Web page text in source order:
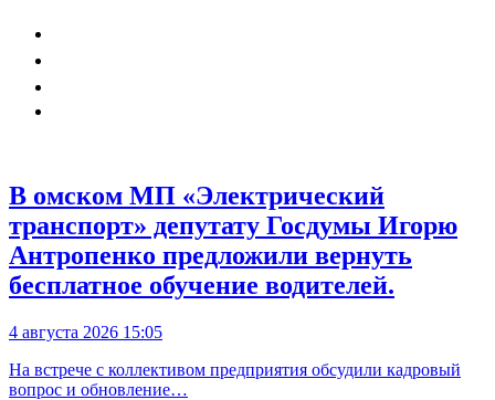
В омском МП «Электрический
транспорт» депутату Госдумы Игорю
Антропенко предложили вернуть
бесплатное обучение водителей.
4 августа 2026 15:05
На встрече с коллективом предприятия обсудили кадровый
вопрос и обновление…